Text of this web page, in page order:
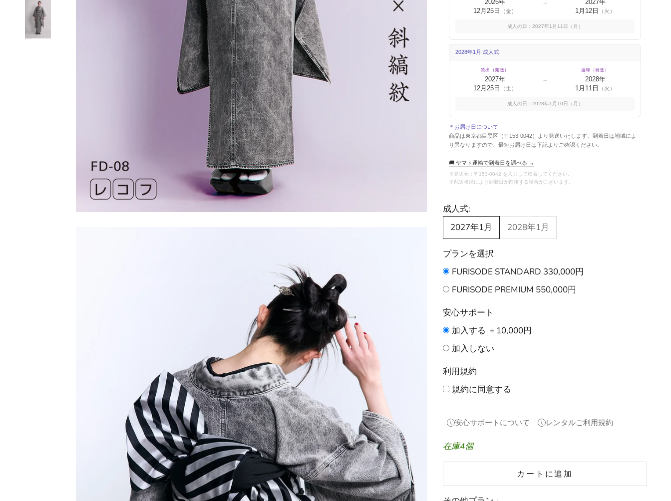
2026年
12月25日
（金）
→
2027年
1月12日
（火）
成人の日：2027年1月11日（月）
2028年1月 成人式
貸出（発送）
2027年
12月25日
（土）
→
返却（発送）
2028年
1月11日
（火）
成人の日：2028年1月10日（月）
＊お届け日について
商品は東京都目黒区（〒153-0042）より発送いたします。到着日は地域によ
り異なりますので、最短お届け日は下記よりご確認ください。
🚚 ヤマト運輸で到着日を調べる →
※発送元：〒153-0042 を入力して検索してください。
※配送状況により到着日が前後する場合がございます。
成人式:
2027年1月
2028年1月
プランを選択
FURISODE STANDARD 330,000円
FURISODE PREMIUM 550,000円
安心サポート
加入する ＋10,000円
加入しない
利用規約
規約に同意する
安心サポートについて レンタルご利用規約
在庫4個
カートに追加